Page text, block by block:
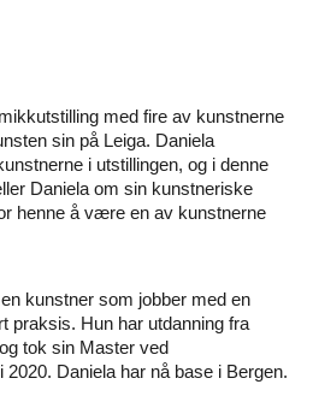
med fire av kunstnerne
sin på Leiga. Daniela
i utstillingen, og i denne
Daniela om sin kunstneriske
henne å være en av kunstnerne
kunstner som jobber med en
praksis. Hun har utdanning fra
tok sin Master ved
Daniela har nå base i Bergen.